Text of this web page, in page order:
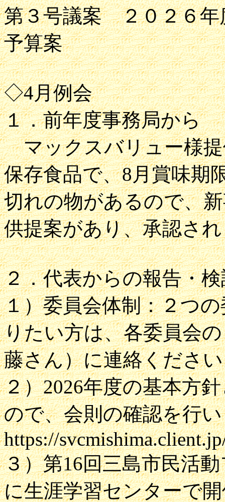
第３号議案 ２０２６年
予算案
◇4月例会
１．前年度事務局から
マックスバリュー様提
保存食品で、8月賞味期
切れの物があるので、
供提案があり、承認さ
２．代表からの報告・
１）委員会体制：２つ
りたい方は、各委員会
藤さん）に連絡くださ
２）2026年度の基本方
ので、会則の確認を行
https://
３）第16回三島市民活
に生涯学習センターで